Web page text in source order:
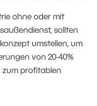
ohne oder mit
sollten
umstellen, um
von 20-40%
zum profitablen